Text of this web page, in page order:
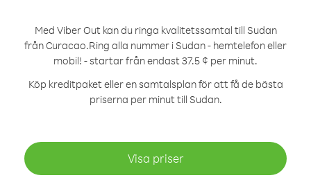
Med Viber Out kan du ringa kvalitetssamtal till Sudan
från Curacao.Ring alla nummer i Sudan - hemtelefon eller
mobil! - startar från endast 37.5 ¢ per minut.
Köp kreditpaket eller en samtalsplan för att få de bästa
priserna per minut till Sudan.
Visa priser